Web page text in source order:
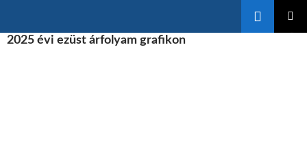
A
2025 évi ezüst árfolyam grafikon